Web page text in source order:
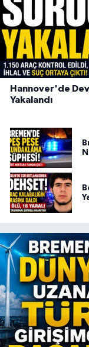
Hannover'de
Yakalandı